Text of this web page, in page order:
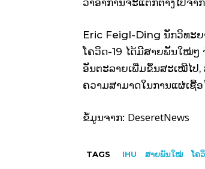
ວ່າອາການຈະແຕກຕ່າງໄປຈ
Eric Feigl-Ding ນັກວິທະຍ
ໂຄວິດ-19 ໄດ້ມີສາຍພັນໃໝ່
ອັນຕະລາຍເພີ່ມຂຶ້ນສະເໝີໄປ
ຄວາມສາມາດໃນການແຜ່ເຊື້ອ
ຂໍ້ມູນຈາກ: DeseretNews
TAGS IHU ສາຍພັນໃໝ່ ໂຄ